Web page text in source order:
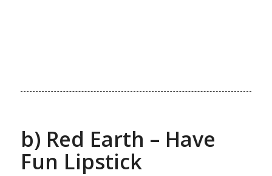
b) Red Earth – Have
Fun Lipstick